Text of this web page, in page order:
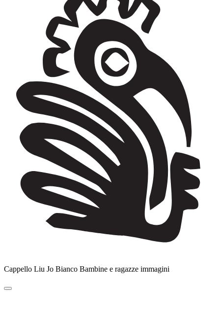
Cappello Liu Jo Bianco Bambine e ragazze immagini